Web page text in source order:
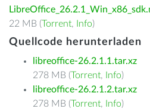
22 MB (Torrent, Info)
Quellcode herunterladen
libreoffice-26.2.1.1.tar.xz
278 MB (Torrent, Info)
libreoffice-26.2.1.2.tar.xz
278 MB (Torrent, Info)